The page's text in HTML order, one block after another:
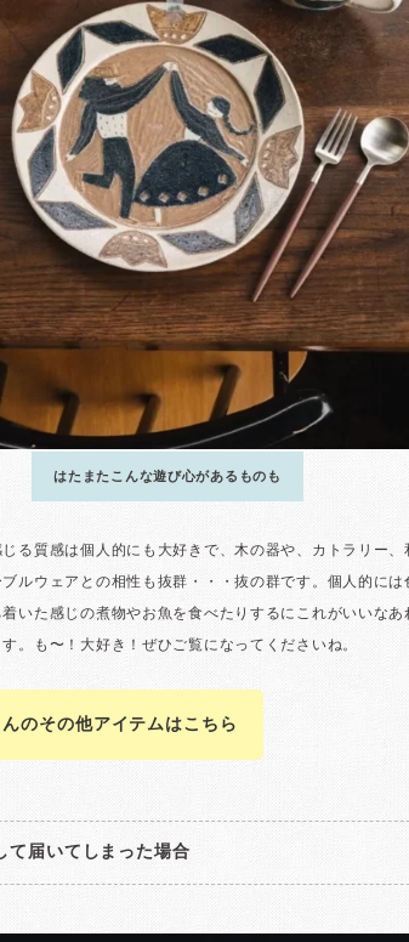
のその他アイテムはこちら
て届いてしまった場合